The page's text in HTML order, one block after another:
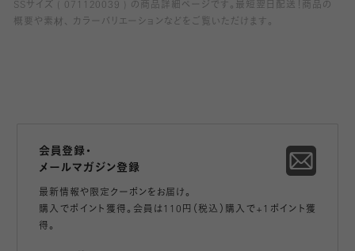
SSサイズ ( 071120039 ) の商品詳細ページです。最短翌日配送！商品の
概要や素材、 カラーバリエーションなどをご覧いただけます。
会員登録・
メールマガジン登録
最新情報や限定クーポンをお届け。
購入でポイント獲得。会員は110円（税込）購入で+1ポイント獲
得。